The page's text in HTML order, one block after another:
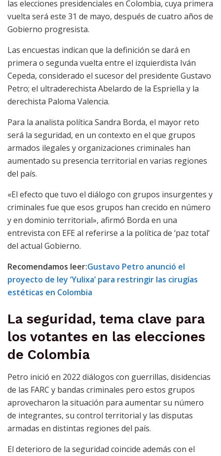
las elecciones presidenciales en Colombia, cuya primera
vuelta será este 31 de mayo, después de cuatro años de
Gobierno progresista.
Las encuestas indican que la definición se dará en
primera o segunda vuelta entre el izquierdista Iván
Cepeda, considerado el sucesor del presidente Gustavo
Petro; el ultraderechista Abelardo de la Espriella y la
derechista Paloma Valencia.
Para la analista política Sandra Borda, el mayor reto
será la seguridad, en un contexto en el que grupos
armados ilegales y organizaciones criminales han
aumentado su presencia territorial en varias regiones
del país.
«El efecto que tuvo el diálogo con grupos insurgentes y
criminales fue que esos grupos han crecido en número
y en dominio territorial», afirmó Borda en una
entrevista con EFE al referirse a la política de ‘paz total’
del actual Gobierno.
Recomendamos leer:Gustavo Petro anunció el
proyecto de ley ‘Yulixa’ para restringir las cirugías
estéticas en Colombia
La seguridad, tema clave para
los votantes en las elecciones
de Colombia
Petro inició en 2022 diálogos con guerrillas, disidencias
de las FARC y bandas criminales pero estos grupos
aprovecharon la situación para aumentar su número
de integrantes, su control territorial y las disputas
armadas en distintas regiones del país.
El deterioro de la seguridad coincide además con el